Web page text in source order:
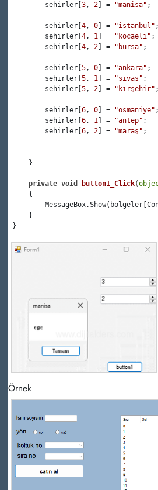
         sehirler[
3, 2 ] = "manisa" ;
         sehirler[
4, 0 ] = "istanbul" ;
         sehirler[
4, 1 ] = "kocaeli" ;
         sehirler[
4, 2 ] = "bursa" ;
         sehirler[
5, 0 ] = "ankara" ;
         sehirler[
5, 1 ] = "sivas" ;
         sehirler[
5, 2 ] = "kırşehir" ;
         sehirler[
6, 0 ] = "osmaniye" ;
         sehirler[
6, 1 ] = "antep" ;
         sehirler[
6, 2 ] = "maraş" ;
     }
private void button1_Click(
     {
     }
}
Örnek